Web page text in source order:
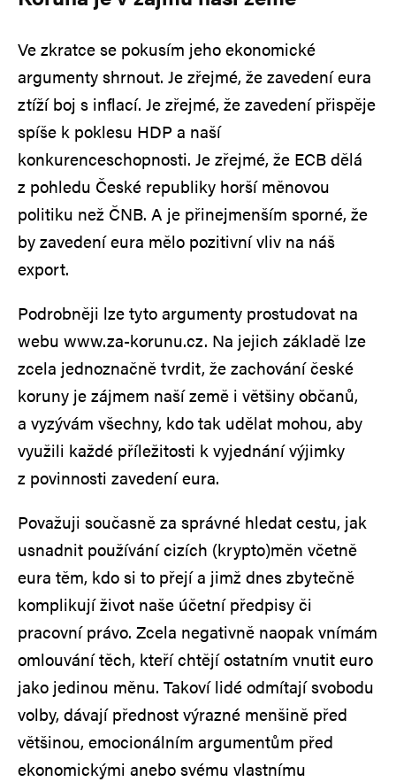
Ve zkratce se pokusím jeho ekonomické
argumenty shrnout. Je zřejmé, že zavedení eura
ztíží boj s inflací. Je zřejmé, že zavedení přispěje
spíše k poklesu HDP a naší
konkurenceschopnosti. Je zřejmé, že ECB dělá
z pohledu České republiky horší měnovou
politiku než ČNB. A je přinejmenším sporné, že
by zavedení eura mělo pozitivní vliv na náš
export.
Podrobněji lze tyto argumenty prostudovat na
webu www.za-korunu.cz. Na jejich základě lze
zcela jednoznačně tvrdit, že zachování české
koruny je zájmem naší země i většiny občanů,
a vyzývám všechny, kdo tak udělat mohou, aby
využili každé příležitosti k vyjednání výjimky
z povinnosti zavedení eura.
Považuji současně za správné hledat cestu, jak
usnadnit používání cizích (krypto)měn včetně
eura těm, kdo si to přejí a jimž dnes zbytečně
komplikují život naše účetní předpisy či
pracovní právo. Zcela negativně naopak vnímám
omlouvání těch, kteří chtějí ostatním vnutit euro
jako jedinou měnu. Takoví lidé odmítají svobodu
volby, dávají přednost výrazné menšině před
většinou, emocionálním argumentům před
ekonomickými anebo svému vlastnímu